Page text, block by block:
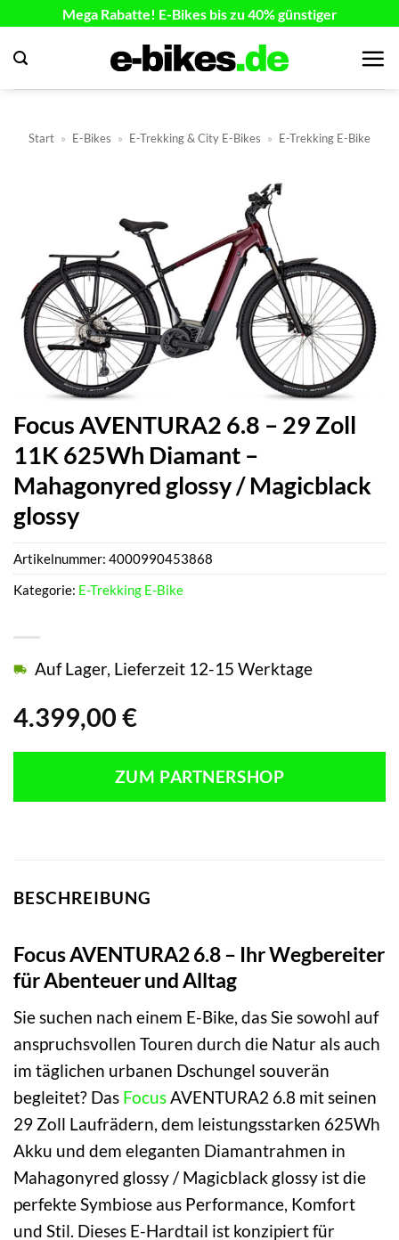
springen
Mega Rabatte! E-Bikes bis zu 40% günstiger
Start » E-Bikes » E-Trekking & City E-Bikes » E-Trekking E-Bike
Focus AVENTURA2 6.8 – 29 Zoll
11K 625Wh Diamant –
Mahagonyred glossy / Magicblack
glossy
4.399,00 €
Auf Lager, Lieferzeit 12-15 Werktage
ZUM PARTNERSHOP
Artikelnummer: 4000990453868
Kategorie: E-Trekking E-Bike
BESCHREIBUNG
Focus AVENTURA2 6.8 – Ihr Wegbereiter
für Abenteuer und Alltag
Sie suchen nach einem E-Bike, das Sie sowohl auf
anspruchsvollen Touren durch die Natur als auch
im täglichen urbanen Dschungel souverän
begleitet? Das FocusAVENTURA2 6.8 mit seinen
29 Zoll Laufrädern, dem leistungsstarken 625Wh
Akku und dem eleganten Diamantrahmen in
Mahagonyred glossy / Magicblack glossy ist die
perfekte Symbiose aus Performance, Komfort
und Stil. Dieses E-Hardtail ist konzipiert für